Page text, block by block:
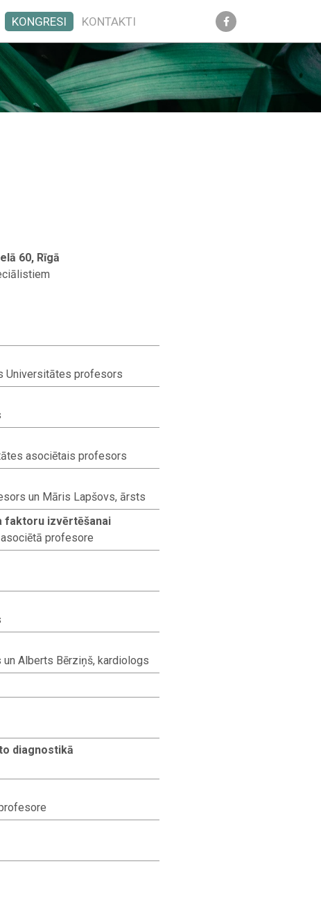
KONGRESI KONTAKTI
60, Rīgā
Universitātes profesors
asociētais profesors
un Māris Lapšovs, ārsts
faktoru izvērtēšanai
profesore
Alberts Bērziņš, kardiologs
diagnostikā